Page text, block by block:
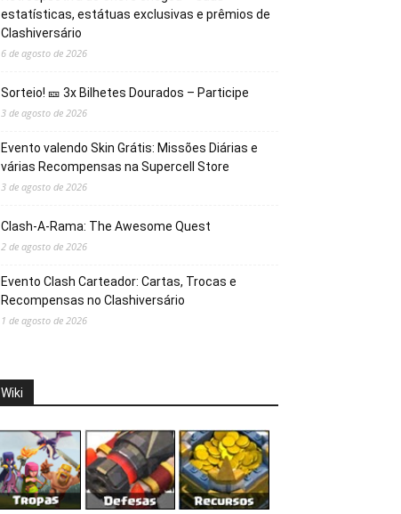
estatísticas, estátuas exclusivas e prêmios de
Clashiversário
6 de agosto de 2026
Sorteio! 🎫 3x Bilhetes Dourados – Participe
3 de agosto de 2026
Evento valendo Skin Grátis: Missões Diárias e
várias Recompensas na Supercell Store
3 de agosto de 2026
Clash-A-Rama: The Awesome Quest
2 de agosto de 2026
Evento Clash Carteador: Cartas, Trocas e
Recompensas no Clashiversário
1 de agosto de 2026
Wiki